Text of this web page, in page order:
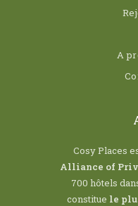
A
Cosy Places
Alliance of
700 hôtels
constitue le